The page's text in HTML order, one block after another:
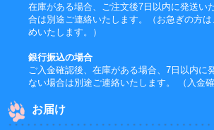
在庫がある場合、ご注文後7日以内に発送い
合は別途ご連絡いたします。（お急ぎの方は
めいたします。）
銀行振込の場合
ご入金確認後、在庫がある場合、7日以内に
ない場合は別途ご連絡いたします。 （入金確
お届け